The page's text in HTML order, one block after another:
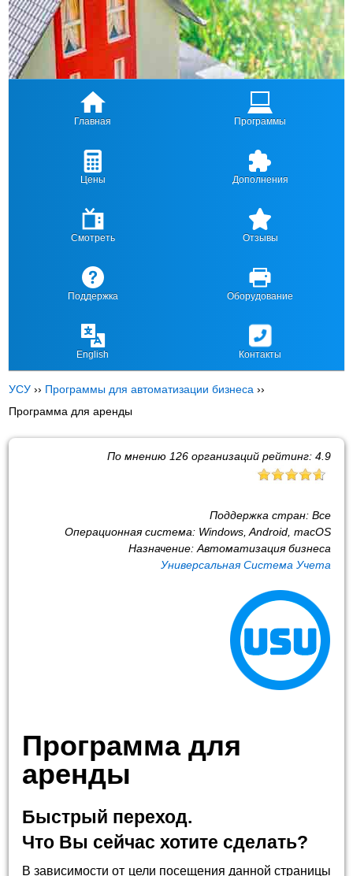
Главная Программы
Цены Дополнения
Смотреть Отзывы
Поддержка Оборудование
English Контакты
УСУ ›› Программы для автоматизации бизнеса ››
Программа для аренды
По мнению 126организаций рейтинг: 4.9
Поддержка стран: Все
Операционная система: Windows, Android, macOS
Назначение: Автоматизация бизнеса
Универсальная Система Учета
Программа для
аренды
Быстрый переход.
Что Вы сейчас хотите сделать?
В зависимости от цели посещения данной страницы